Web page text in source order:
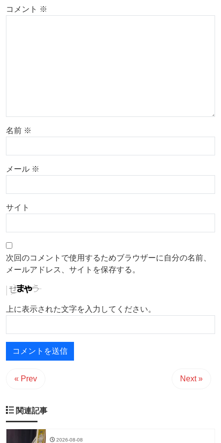
コメント ※
名前 ※
メール ※
サイト
次回のコメントで使用するためブラウザーに自分の名前、
メールアドレス、サイトを保存する。
上に表示された文字を入力してください。
« Prev Next »
関連記事
2026-08-08